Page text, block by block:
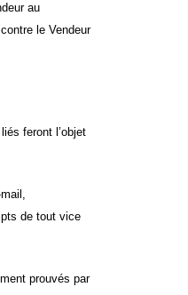
au
le Vendeur
feront l’objet
de tout vice
prouvés par